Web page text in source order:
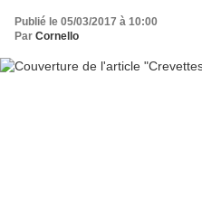
Publié le 05/03/2017 à 10:00
Par Cornello